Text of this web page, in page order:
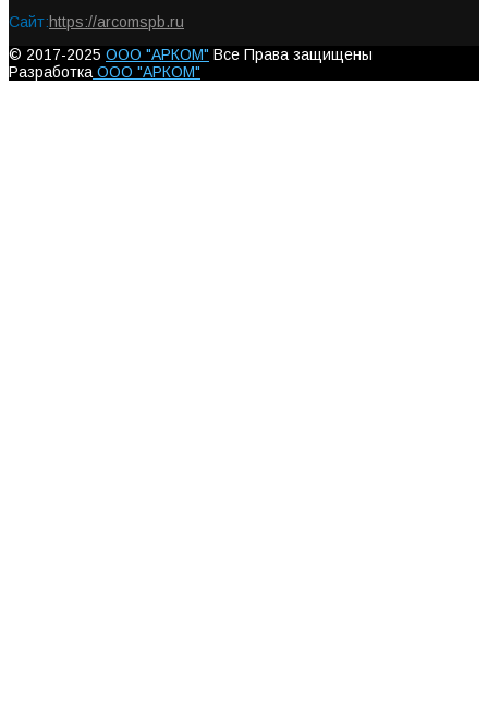
Сайт:https://arcomspb.ru
© 2017-2025 ООО "АРКОМ" Все Права защищены
Разработка ООО "АРКОМ"